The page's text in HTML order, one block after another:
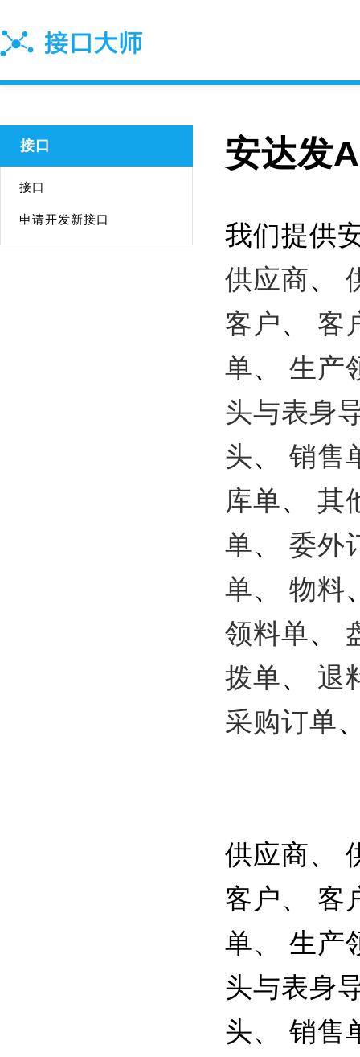
接口
接口
申请开发新接口
安达发
我们提供
供应商、
客户、 客
单、 生产
头与表身
头、 销售
库单、 其
单、 委外
单、 物料
领料单、
拨单、 退
采购订单
供应商、
客户、 客
单、 生产
头与表身
头、 销售